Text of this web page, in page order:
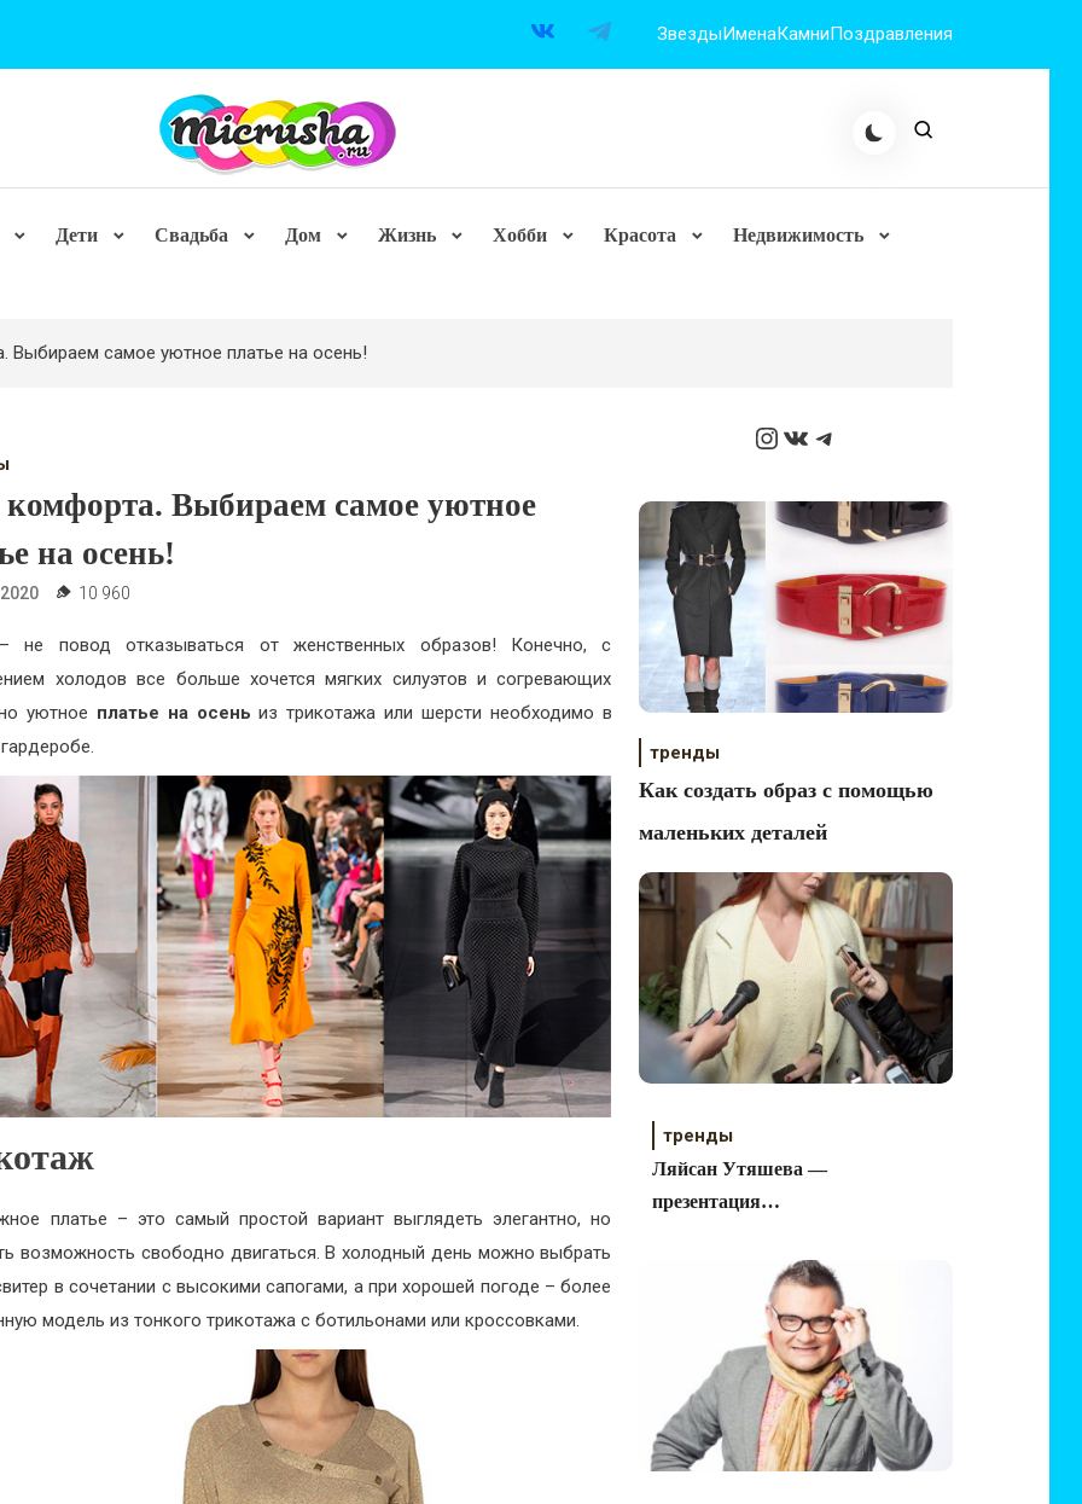
ЗвездыИменаКамниПоздравления
Дети Свадьба Дом Жизнь Хобби Красота Недвижимость
Выбираем самое уютное платье на осень!
комфорта. Выбираем самое уютное
на осень!
10 960
не повод отказываться от женственных образов! Конечно, с
холодов все больше хочется мягких силуэтов и согревающих
уютное платье на осень из трикотажа или шерсти необходимо в
платье – это самый простой вариант выглядеть элегантно, но
возможность свободно двигаться. В холодный день можно выбрать
в сочетании с высокими сапогами, а при хорошей погоде – более
модель из тонкого трикотажа с ботильонами или кроссовками.
Instagram
ВКонтакте
Telegram
тренды
Как создать образ с помощью
маленьких деталей
тренды
Ляйсан Утяшева —
презентация
коллекции с BAON